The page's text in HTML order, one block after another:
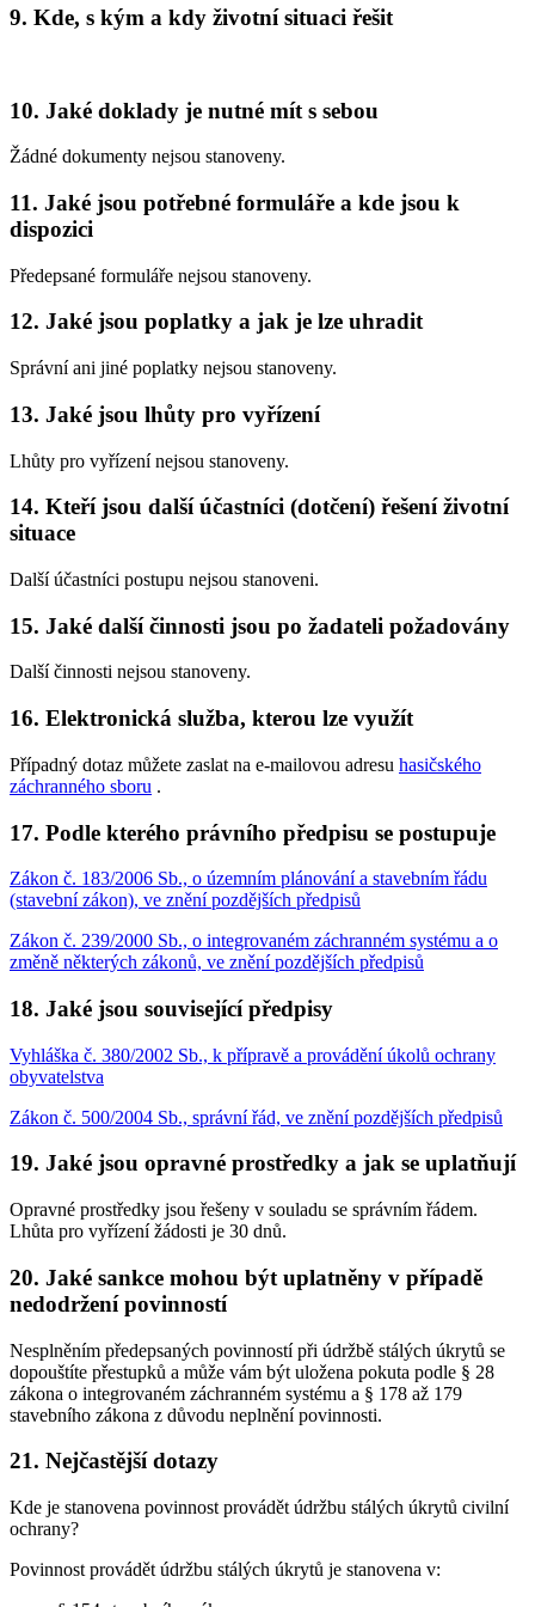
9. Kde, s kým a kdy životní situaci řešit
10. Jaké doklady je nutné mít s sebou
Žádné dokumenty nejsou stanoveny.
11. Jaké jsou potřebné formuláře a kde jsou k
dispozici
Předepsané formuláře nejsou stanoveny.
12. Jaké jsou poplatky a jak je lze uhradit
Správní ani jiné poplatky nejsou stanoveny.
13. Jaké jsou lhůty pro vyřízení
Lhůty pro vyřízení nejsou stanoveny.
14. Kteří jsou další účastníci (dotčení) řešení životní
situace
Další účastníci postupu nejsou stanoveni.
15. Jaké další činnosti jsou po žadateli požadovány
Další činnosti nejsou stanoveny.
16. Elektronická služba, kterou lze využít
Případný dotaz můžete zaslat na e-mailovou adresu hasičského
záchranného sboru .
17. Podle kterého právního předpisu se postupuje
Zákon č. 183/2006 Sb., o územním plánování a stavebním řádu
(stavební zákon), ve znění pozdějších předpisů
Zákon č. 239/2000 Sb., o integrovaném záchranném systému a o
změně některých zákonů, ve znění pozdějších předpisů
18. Jaké jsou související předpisy
Vyhláška č. 380/2002 Sb., k přípravě a provádění úkolů ochrany
obyvatelstva
Zákon č. 500/2004 Sb., správní řád, ve znění pozdějších předpisů
19. Jaké jsou opravné prostředky a jak se uplatňují
Opravné prostředky jsou řešeny v souladu se správním řádem.
Lhůta pro vyřízení žádosti je 30 dnů.
20. Jaké sankce mohou být uplatněny v případě
nedodržení povinností
Nesplněním předepsaných povinností při údržbě stálých úkrytů se
dopouštíte přestupků a může vám být uložena pokuta podle § 28
zákona o integrovaném záchranném systému a § 178 až 179
stavebního zákona z důvodu neplnění povinnosti.
21. Nejčastější dotazy
Kde je stanovena povinnost provádět údržbu stálých úkrytů civilní
ochrany?
Povinnost provádět údržbu stálých úkrytů je stanovena v: